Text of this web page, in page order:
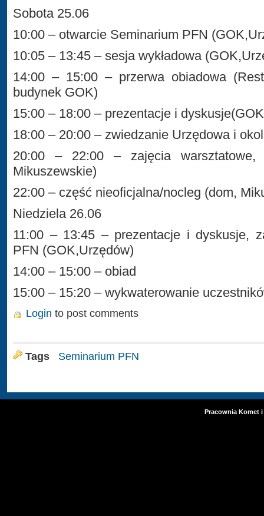
Sobota 25.06
10:00 – otwarcie Seminarium PFN
10:05 – 13:45 – sesja wykładowa
14:00 – 15:00 – przerwa obiadowa
budynek GOK)
15:00 – 18:00 – prezentacje i
18:00 – 20:00 – zwiedzanie Urzędowa i
20:00 – 22:00 – zajęcia warsztatowe,
Mikuszewskie)
22:00 – część nieoficjalna/nocleg (dom,
Niedziela 26.06
11:00 – 13:45 – prezentacje i dyskusje,
PFN (GOK,Urzędów)
14:00 – 15:00 – obiad
15:00 – 15:20 – wykwaterowanie
Login to post comments
Tags Seminarium PFN
Pracownia Komet